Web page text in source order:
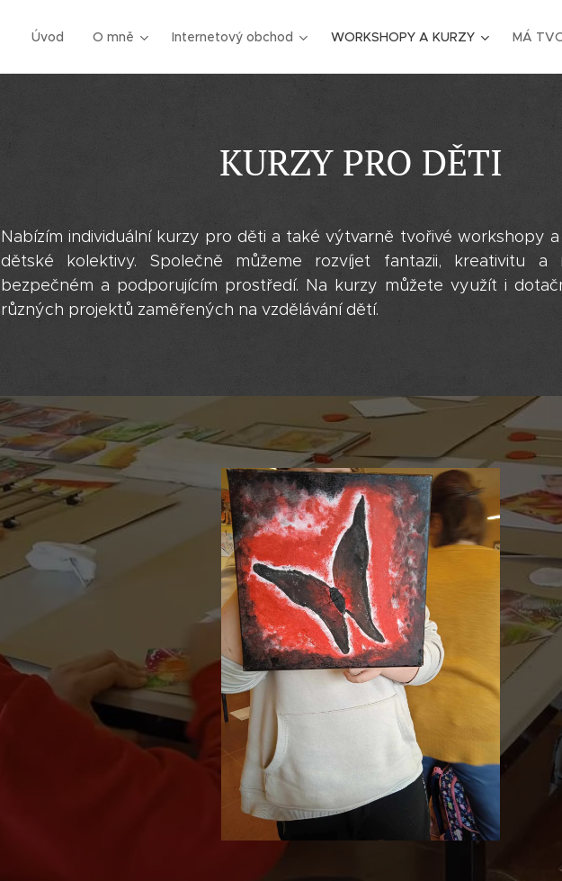
Úvod O mně Internetový obchod WORKSHOPY A KURZY MÁ
KURZY PRO DĚTI
Nabízím individuální kurzy pro děti a také výtvarně tvořivé workshopy
dětské kolektivy. Společně můžeme rozvíjet fantazii, kreativitu
bezpečném a podporujícím prostředí. Na kurzy můžete využít i
různých projektů zaměřených na vzdělávání dětí.